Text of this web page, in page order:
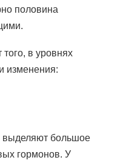
половина
в уровнях
изменения:
выделяют большое
гормонов. У